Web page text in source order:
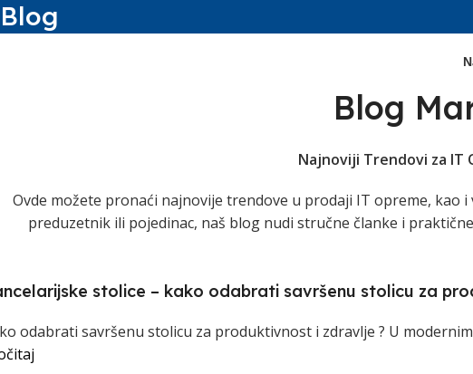
Blog
Blog
Najnoviji Trendovi za IT
Ovde možete pronaći najnovije trendove u prodaji IT opreme, kao
preduzetnik ili pojedinac, naš blog nudi stručne članke i
stolice – kako odabrati savršenu stolicu za
odabrati savršenu stolicu za produktivnost i zdravlje ? U